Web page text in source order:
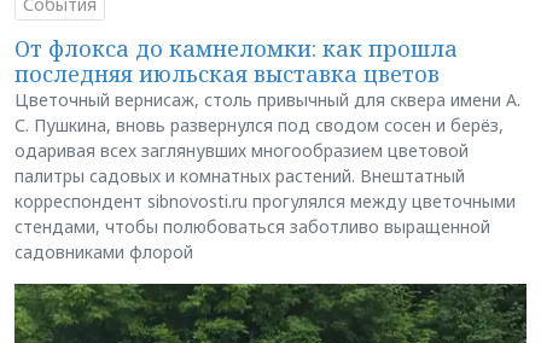
От флокса до камнеломки: как прошла
последняя июльская выставка цветов
Цветочный вернисаж, столь привычный для сквера имени А.
С. Пушкина, вновь развернулся под сводом сосен и берёз,
одаривая всех заглянувших многообразием цветовой
палитры садовых и комнатных растений. Внештатный
корреспондент sibnovosti.ru прогулялся между цветочными
стендами, чтобы полюбоваться заботливо выращенной
садовниками флорой